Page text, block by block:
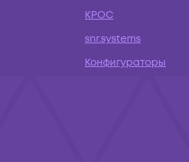
КРОС
snr.systems
Конфигураторы